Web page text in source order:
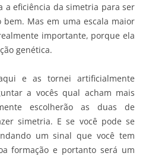
a eficiência da simetria para ser
Mas em uma escala maior
importante, porque ela
genética.
e as tornei artificialmente
a vocês qual acham mais
escolherão as duas de
simetria. E se você pode se
um sinal que você tem
formação e portanto será um